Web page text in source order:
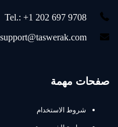
Tel.: +1 202 697 9708
support@taswerak.com
صفحات مهمة
شروط الاستخدام